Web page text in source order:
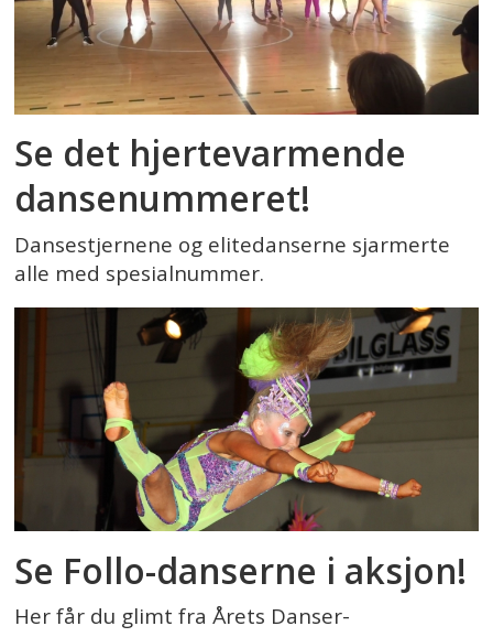
Se det hjertevarmende
dansenummeret!
Dansestjernene og elitedanserne sjarmerte
alle med spesialnummer.
Se Follo-danserne i aksjon!
Her får du glimt fra Årets Danser-